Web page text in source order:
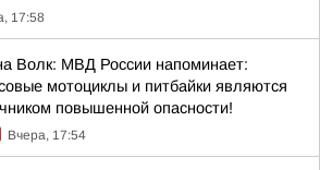
17:58
Волк: МВД России напоминает:
мотоциклы и питбайки являются
повышенной опасности!
Вчера, 17:54